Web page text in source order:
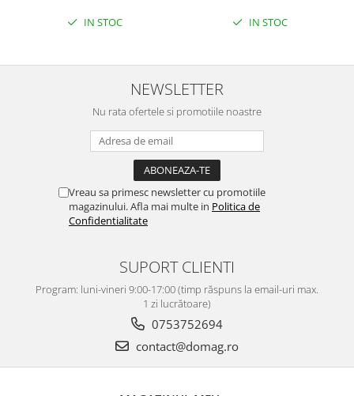
IN STOC IN STOC
NEWSLETTER
Nu rata ofertele si promotiile noastre
Vreau sa primesc newsletter cu promotiile
magazinului. Afla mai multe in Politica de
Confidentialitate
SUPORT CLIENTI
Program: luni-vineri 9:00-17:00 (timp răspuns la email-uri max.
1 zi lucrătoare)
0753752694
contact@domag.ro